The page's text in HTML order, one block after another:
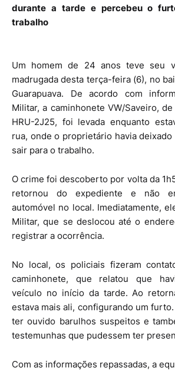
durante a tarde e percebeu o
trabalho
Um homem de 24 anos teve seu
madrugada desta terça-feira (6), no
Guarapuava. De acordo com
Militar, a caminhonete VW/Saveiro,
HRU-2J25, foi levada enquanto
rua, onde o proprietário havia
sair para o trabalho.
O crime foi descoberto por volta da
retornou do expediente e não
automóvel no local. Imediatamente,
Militar, que se deslocou até o
registrar a ocorrência.
No local, os policiais fizeram
caminhonete, que relatou que
veículo no início da tarde. Ao
estava mais ali, configurando um
ter ouvido barulhos suspeitos e
testemunhas que pudessem ter
Com as informações repassadas, a